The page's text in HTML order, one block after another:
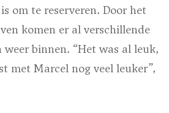
om te reserveren. Door het
komen er al verschillende
binnen. “Het was al leuk,
met Marcel nog veel leuker”,